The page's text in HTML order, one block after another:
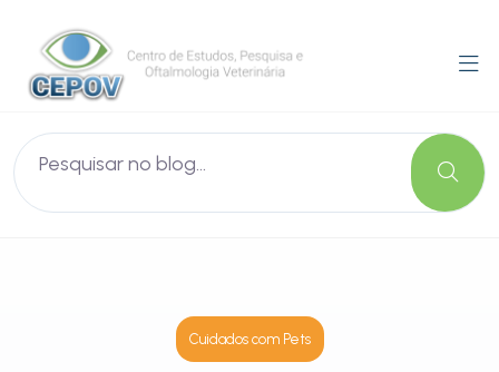
Cuidados com Pets